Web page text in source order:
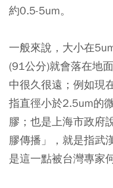
約0.5-5um。
一般來說， 大小在
(91公分)就會落在地
中很久很遠；例如現
指直徑小於2.5um的
膠；也是上海市政府
膠傳播」
，就是指武
是這一點被台灣專家